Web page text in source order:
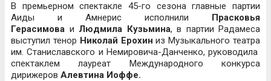
В премьерном спектакле 45-го сезона главные партии
Аиды и Амнерис исполнили Прасковья
Герасимова и Людмила Кузьмина, в партии Радамеса
выступил тенор Николай Ерохин из Музыкального театра
им. Станиславского и Немировича-Данченко, руководила
спектаклем лауреат Международного конкурса
дирижеров Алевтина Иоффе.